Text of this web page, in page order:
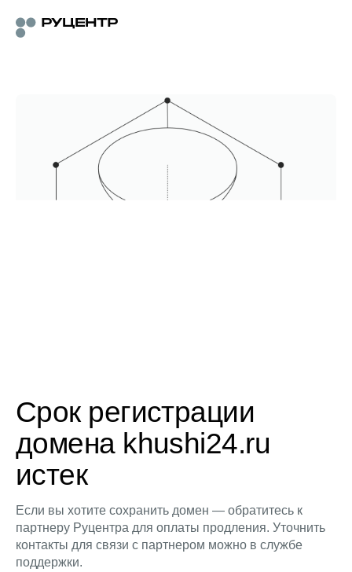
Срок регистрации
домена khushi24.ru
истек
Если вы хотите сохранить домен — обратитесь к
партнеру Руцентра для оплаты продления. Уточнить
контакты для связи с партнером можно в службе
поддержки.